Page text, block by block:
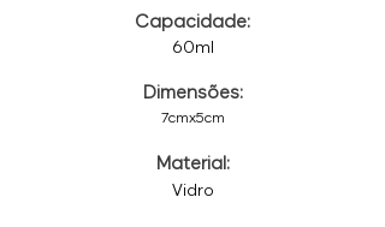
Capacidade:
60ml
Dimensões:
7cmx5cm
Material:
Vidro